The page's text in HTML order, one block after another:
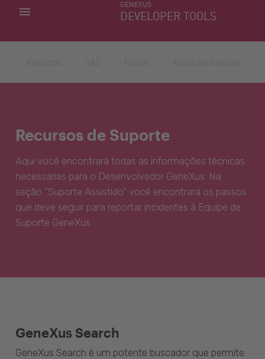
GENEXUS
DEVELOPER TOOLS
MINHAS APLICACÕES
Recursos de Suporte
Aqui você encontrará todas as informações técnicas
necessárias para o Desenvolvedor GeneXus. Na
seção "Suporte Assistido" você encontrará os passos
que deve seguir para reportar incidentes à Equipe de
Suporte GeneXus.
GeneXus Search
GeneXus Search é um potente buscador que permite